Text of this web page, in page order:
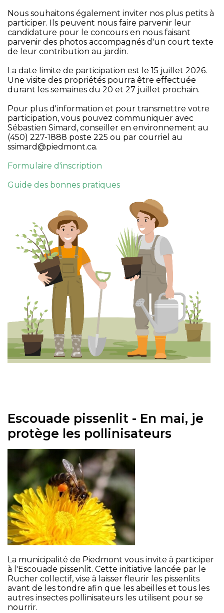
Nous souhaitons également inviter nos plus petits à
participer. Ils peuvent nous faire parvenir leur
candidature pour le concours en nous faisant
parvenir des photos accompagnés d'un court texte
de leur contribution au jardin.
La date limite de participation est le 15 juillet 2026.
Une visite des propriétés pourra être effectuée
durant les semaines du 20 et 27 juillet prochain.
Pour plus d'information et pour transmettre votre
participation, vous pouvez communiquer avec
Sébastien Simard, conseiller en environnement au
(450) 227-1888 poste 225 ou par courriel au
ssimard@piedmont.ca.
Formulaire d'inscription
Guide des bonnes pratiques
Escouade pissenlit - En mai, je
protège les pollinisateurs
La municipalité de Piedmont vous invite à participer
à l'Escouade pissenlit. Cette initiative lancée par le
Rucher collectif, vise à laisser fleurir les pissenlits
avant de les tondre afin que les abeilles et tous les
autres insectes pollinisateurs les utilisent pour se
nourrir.